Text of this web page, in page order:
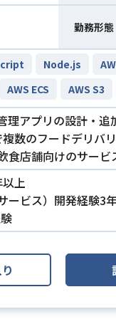
勤務形態
Node.js
AWS ECS AWS S3
アプリの設計・追
数のフードデリバ
店舗向けのサービ
上
ービス）開発経験3